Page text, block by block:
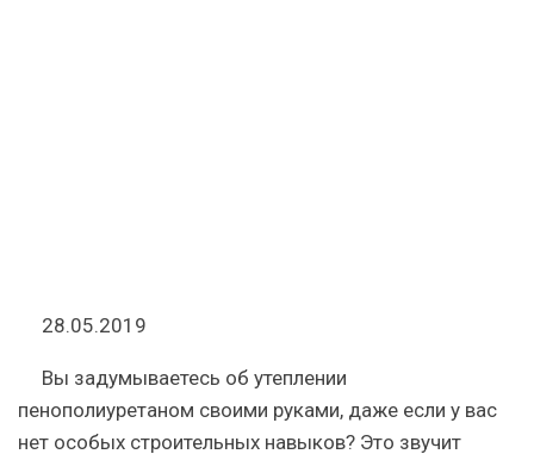
28.05.2019
Вы задумываетесь об утеплении
пенополиуретаном своими руками, даже если у вас
нет особых строительных навыков? Это звучит